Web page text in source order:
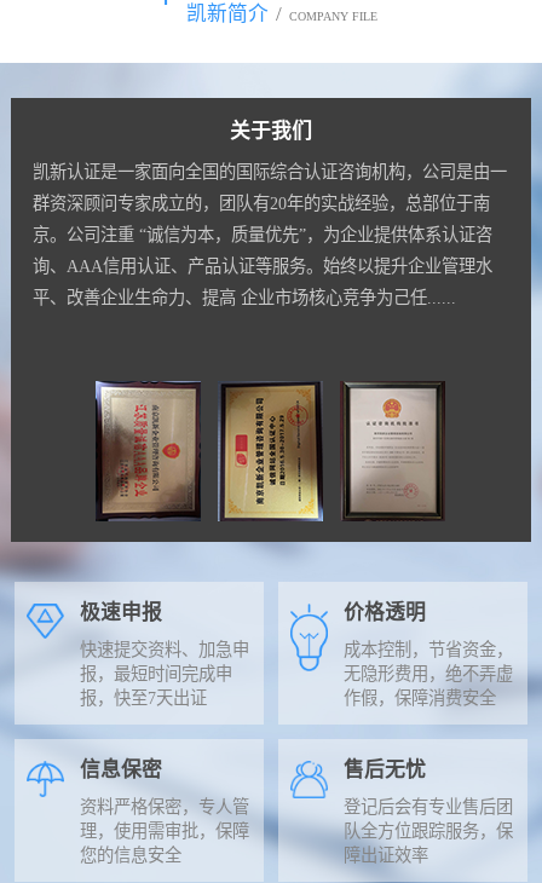
凯新简介 / COMPANY FILE
关于我们
凯新认证是一家面向全国的国际综合认证咨询机构，公司是由一
群资深顾问专家成立的，团队有20年的实战经验，总部位于南
京。公司注重 “诚信为本，质量优先”，为企业提供体系认证咨
询、AAA信用认证、产品认证等服务。始终以提升企业管理水
平、改善企业生命力、提高 企业市场核心竞争为己任......
极速申报
快速提交资料、加急申
报，最短时间完成申
报，快至7天出证
价格透明
成本控制，节省资金，
无隐形费用，绝不弄虚
作假，保障消费安全
信息保密
资料严格保密，专人管
理，使用需审批，保障
您的信息安全
售后无忧
登记后会有专业售后团
队全方位跟踪服务，保
障出证效率